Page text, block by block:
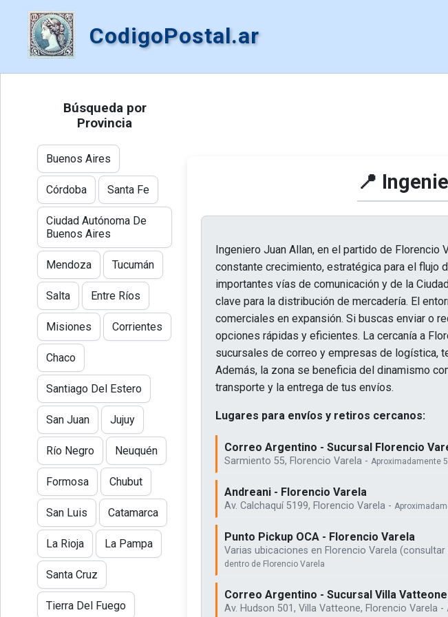
CodigoPostal.ar
📍
Ingeniero Juan Allan, en el partido de Florencio
constante crecimiento, estratégica para el flujo
importantes vías de comunicación y de la
clave para la distribución de mercadería. El
comerciales en expansión. Si buscas enviar o
opciones rápidas y eficientes. La cercanía a
sucursales de correo y empresas de logística,
Además, la zona se beneficia del dinamismo
transporte y la entrega de tus envíos.
Lugares para envíos y retiros cercanos:
Correo Argentino - Sucursal Florencio
Sarmiento 55, Florencio Varela - Aproximadamente
Andreani - Florencio Varela
Av. Calchaquí 5199, Florencio Varela -
Punto Pickup OCA - Florencio Varela
Varias ubicaciones en Florencio Varela (consultar
dentro de Florencio Varela
Correo Argentino - Sucursal Villa Vatteone
Av. Hudson 501, Villa Vatteone, Florencio Varela -
Búsqueda por
Provincia
Buenos Aires
Córdoba Santa Fe
Ciudad Autónoma De
Buenos Aires
Mendoza Tucumán
Salta Entre Ríos
Misiones Corrientes
Chaco
Santiago Del Estero
San Juan Jujuy
Río Negro Neuquén
Formosa Chubut
San Luis Catamarca
La Rioja La Pampa
Santa Cruz
Tierra Del Fuego